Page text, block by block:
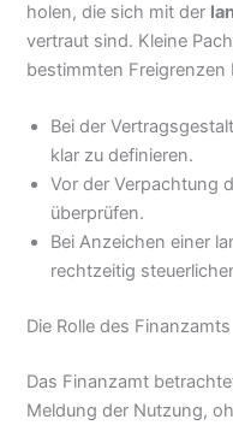
holen, die sich mit der
vertraut sind. Kleine
bestimmten
Bei der
klar zu definieren.
Vor der Verpachtung
überprüfen.
Bei Anzeichen einer
rechtzeitig
Die Rolle des Finanzamts
Das Finanzamt
Meldung der Nutzung,